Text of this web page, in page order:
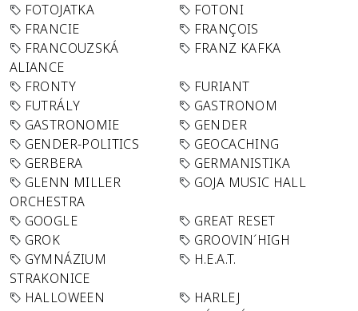
FOTOJATKA
FOTONI
FRANCIE
FRANÇOIS
FRANCOUZSKÁ
ALIANCE
FRANZ KAFKA
FRONTY
FURIANT
FUTRÁLY
GASTRONOM
GASTRONOMIE
GENDER
GENDER-POLITICS
GEOCACHING
GERBERA
GERMANISTIKA
GLENN MILLER
ORCHESTRA
GOJA MUSIC HALL
GOOGLE
GREAT RESET
GROK
GROOVIN´HIGH
GYMNÁZIUM
STRAKONICE
H.E.A.T.
HALLOWEEN
HARLEJ